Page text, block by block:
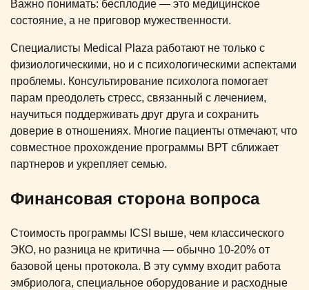
Важно понимать: бесплодие — это медицинское
состояние, а не приговор мужественности.
Специалисты Medical Plaza работают не только с
физиологическими, но и с психологическими аспектами
проблемы. Консультирование психолога помогает
парам преодолеть стресс, связанный с лечением,
научиться поддерживать друг друга и сохранить
доверие в отношениях. Многие пациенты отмечают, что
совместное прохождение программы ВРТ сближает
партнеров и укрепляет семью.
Финансовая сторона вопроса
Стоимость программы ICSI выше, чем классического
ЭКО, но разница не критична — обычно 10-20% от
базовой цены протокола. В эту сумму входит работа
эмбриолога, специальное оборудование и расходные